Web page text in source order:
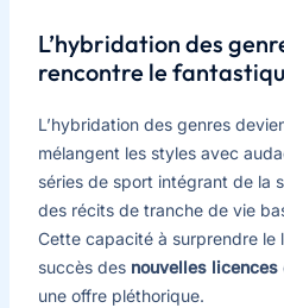
L’hybridation des
rencontre le
L’hybridation des genres
mélangent les styles avec
séries de sport intégrant de la
des récits de tranche de vie
Cette capacité à surprendre le
succès des nouvelles licences
une offre pléthorique.